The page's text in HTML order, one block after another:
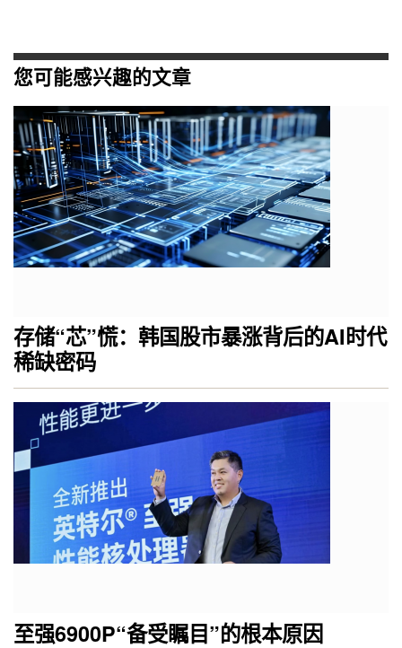
您可能感兴趣的文章
存储“芯”慌：韩国股市暴涨背后的AI时代
稀缺密码
至强6900P“备受瞩目”的根本原因